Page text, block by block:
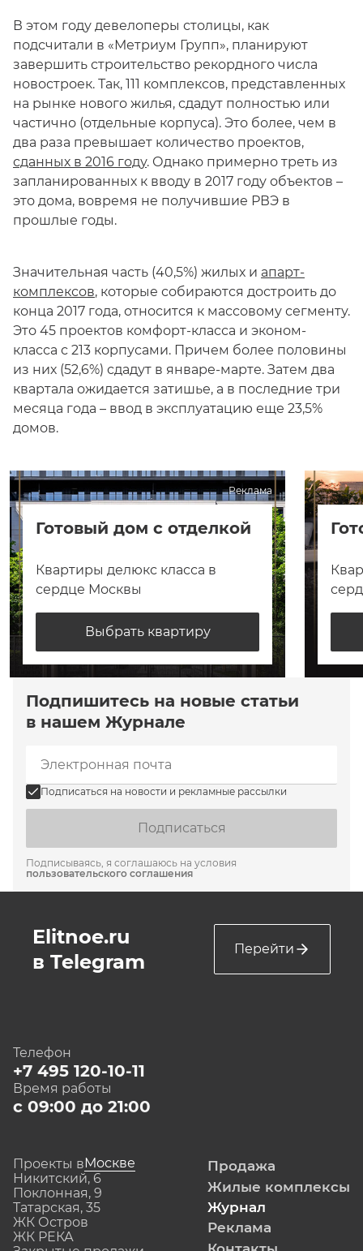
В этом году девелоперы столицы, как
подсчитали в «Метриум Групп», планируют
завершить строительство рекордного числа
новостроек. Так, 111 комплексов, представленных
на рынке нового жилья, сдадут полностью или
частично (отдельные корпуса). Это более, чем в
два раза превышает количество проектов,
сданных в 2016 году. Однако примерно треть из
запланированных к вводу в 2017 году объектов –
это дома, вовремя не получившие РВЭ в
прошлые годы.
Значительная часть (40,5%) жилых и апарт-
комплексов, которые собираются достроить до
конца 2017 года, относится к массовому сегменту.
Это 45 проектов комфорт-класса и эконом-
класса с 213 корпусами. Причем более половины
из них (52,6%) сдадут в январе-марте. Затем два
квартала ожидается затишье, а в последние три
месяца года – ввод в эксплуатацию еще 23,5%
домов.
Реклама
Готовый дом с отделкой
Квартиры делюкс класса в
сердце Москвы
Выбрать квартиру
Подпишитесь на новые статьи
в нашем Журнале
Подписаться на новости и рекламные рассылки
Подписаться
Подписываясь, я соглашаюсь на условия
пользовательского соглашения
Elitnoe.ru
в Telegram
Перейти
Телефон
+7 495 120-10-11
Время работы
с 09:00 до 21:00
Проекты вМоскве
Никитский, 6
Поклонная, 9
Татарская, 35
ЖК Остров
ЖК РЕКА
Продажа
Жилые комплексы
Журнал
Реклама